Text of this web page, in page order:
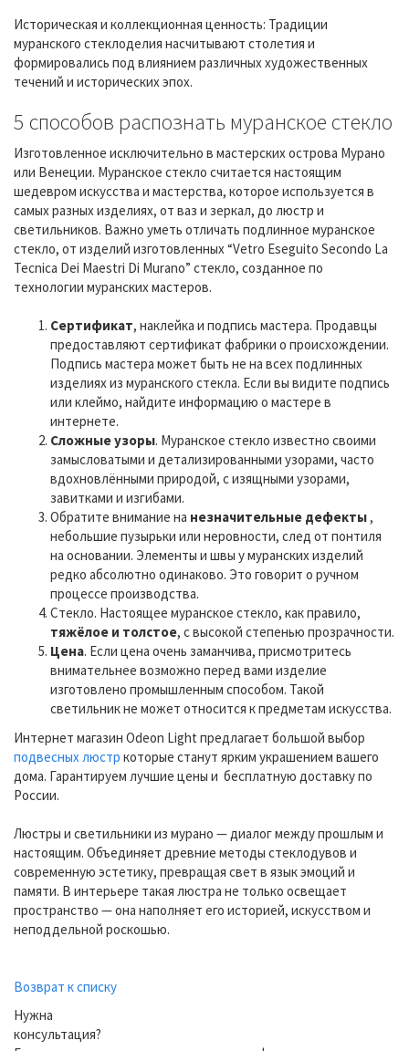
Историческая и коллекционная ценность: Традиции
муранского стеклоделия насчитывают столетия и
формировались под влиянием различных художественных
течений и исторических эпох.
5 способов распознать муранское стекло
Изготовленное исключительно в мастерских острова Мурано
или Венеции. Муранское стекло считается настоящим
шедевром искусства и мастерства, которое используется в
самых разных изделиях, от ваз и зеркал, до люстр и
светильников. Важно уметь отличать подлинное муранское
стекло, от изделий изготовленных “Vetro Eseguito Secondo La
Tecnica Dei Maestri Di Murano” стекло, созданное по
технологии муранских мастеров.
Сертификат, наклейка и подпись мастера. Продавцы
предоставляют сертификат фабрики о происхождении.
Подпись мастера может быть не на всех подлинных
изделиях из муранского стекла. Если вы видите подпись
или клеймо, найдите информацию о мастере в
интернете.
Сложные узоры. Муранское стекло известно своими
замысловатыми и детализированными узорами, часто
вдохновлёнными природой, с изящными узорами,
завитками и изгибами.
Обратите внимание на незначительные дефекты,
небольшие пузырьки или неровности, след от понтиля
на основании. Элементы и швы у муранских изделий
редко абсолютно одинаково. Это говорит о ручном
процессе производства.
Стекло. Настоящее муранское стекло, как правило,
тяжёлое и толстое, с высокой степенью прозрачности.
Цена. Если цена очень заманчива, присмотритесь
внимательнее возможно перед вами изделие
изготовлено промышленным способом. Такой
светильник не может относится к предметам искусства.
Интернет магазин Odeon Light предлагает большой выбор
подвесных люстр которые станут ярким украшением вашего
дома. Гарантируем лучшие цены и бесплатную доставку по
России.
Люстры и светильники из мурано — диалог между прошлым и
настоящим. Объединяет древние методы стеклодувов и
современную эстетику, превращая свет в язык эмоций и
памяти. В интерьере такая люстра не только освещает
пространство — она наполняет его историей, искусством и
неподдельной роскошью.
Возврат к списку
Нужна
консультация?